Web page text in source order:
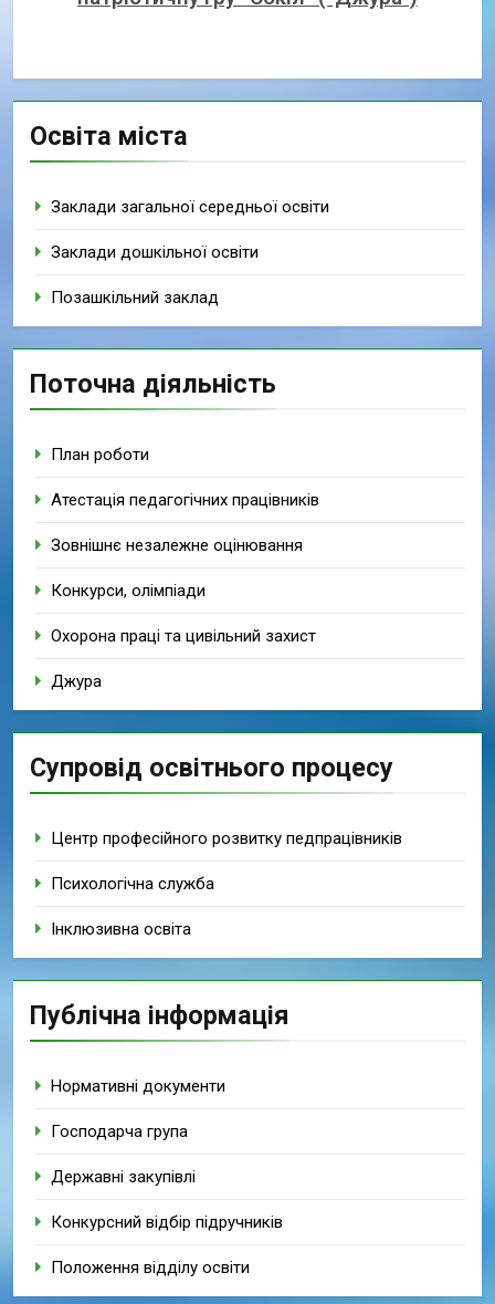
Освіта міста
Заклади загальної середньої освіти
Заклади дошкільної освіти
Позашкільний заклад
Поточна діяльність
План роботи
Атестація педагогічних працівників
Зовнішнє незалежне оцінювання
Конкурси, олімпіади
Охорона праці та цивільний захист
Джура
Супровід освітнього процесу
Центр професійного розвитку педпрацівників
Психологічна служба
Інклюзивна освіта
Публічна інформація
Нормативні документи
Господарча група
Державні закупівлі
Конкурсний відбір підручників
Положення відділу освіти